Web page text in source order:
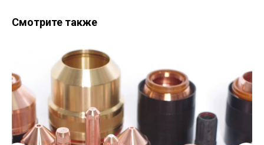
Смотрите также